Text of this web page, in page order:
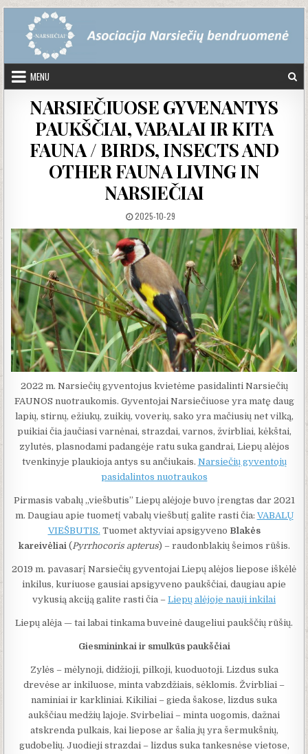
Skip to content
MENU
NARSIEČIUOSE GYVENANTYS
PAUKŠČIAI, VABALAI IR KITA
FAUNA / BIRDS, INSECTS AND
OTHER FAUNA LIVING IN
NARSIEČIAI
PUBLISHED DATE:
2025-10-29
2022 m. Narsiečių gyventojus kvietėme pasidalinti Narsiečių
FAUNOS nuotraukomis. Gyventojai Narsiečiuose yra matę daug
lapių, stirnų, ežiukų, zuikių, voverių, sako yra mačiusių net vilką,
puikiai čia jaučiasi varnėnai, strazdai, varnos, žvirbliai, kėkštai,
zylutės, plasnodami padangėje ratu suka gandrai, Liepų alėjos
tvenkinyje plaukioja antys su ančiukais. Narsiečių gyventojų
pasidalintos nuotraukos
Pirmasis vabalų „viešbutis” Liepų alėjoje buvo įrengtas dar 2021
m. Daugiau apie tuometį vabalų viešbutį galite rasti čia: VABALŲ
VIEŠBUTIS. Tuomet aktyviai apsigyveno Blakės
kareivėliai (Pyrrhocoris apterus) – raudonblakių šeimos rūšis.
2019 m. pavasarį Narsiečių gyventojai Liepų alėjos liepose iškėlė
inkilus, kuriuose gausiai apsigyveno paukščiai, daugiau apie
vykusią akciją galite rasti čia – Liepų alėjoje nauji inkilai
Liepų alėja — tai labai tinkama buveinė daugeliui paukščių rūšių.
Giesmininkai ir smulkūs paukščiai
Zylės – mėlynoji, didžioji, pilkoji, kuoduotoji. Lizdus suka
drevėse ar inkiluose, minta vabzdžiais, sėklomis. Žvirbliai –
naminiai ir karkliniai. Kikiliai – gieda šakose, lizdus suka
aukščiau medžių lajoje. Svirbeliai – minta uogomis, dažnai
atskrenda pulkais, kai liepose ar šalia jų yra šermukšnių,
gudobelių. Juodieji strazdai – lizdus suka tankesnėse vietose,